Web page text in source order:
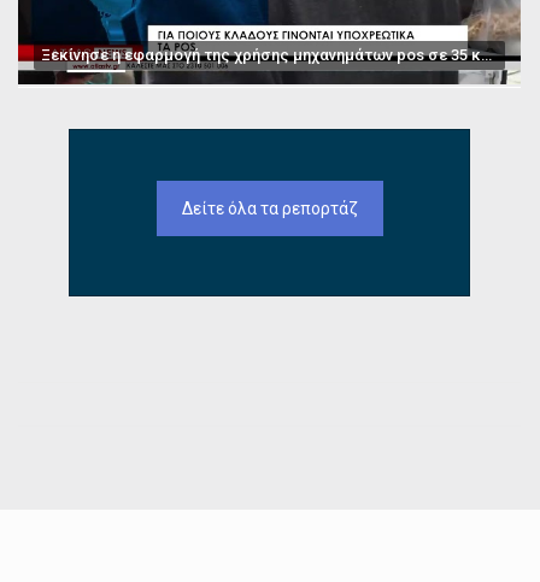
Ξεκίνησε η εφαρμογή της χρήσης μηχανημάτων pos σε 35 κατηγορίες επαγγελμάτων
Δείτε όλα τα ρεπορτάζ